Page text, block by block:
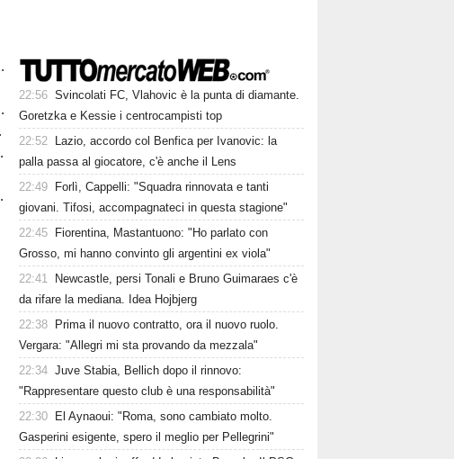
22:56 Svincolati FC, Vlahovic è la punta di diamante.
Goretzka e Kessie i centrocampisti top
22:52
Lazio, accordo col Benfica per Ivanovic: la
palla passa al giocatore, c'è anche il Lens
22:49
Forlì, Cappelli: "Squadra rinnovata e tanti
giovani. Tifosi, accompagnateci in questa stagione"
22:45
Fiorentina, Mastantuono: "Ho parlato con
Grosso, mi hanno convinto gli argentini ex viola"
22:41
Newcastle, persi Tonali e Bruno Guimaraes c'è
da rifare la mediana. Idea Hojbjerg
22:38
Prima il nuovo contratto, ora il nuovo ruolo.
Vergara: "Allegri mi sta provando da mezzala"
22:34 Juve Stabia, Bellich dopo il rinnovo:
"Rappresentare questo club è una responsabilità"
22:30
El Aynaoui: "Roma, sono cambiato molto.
Gasperini esigente, spero il meglio per Pellegrini"